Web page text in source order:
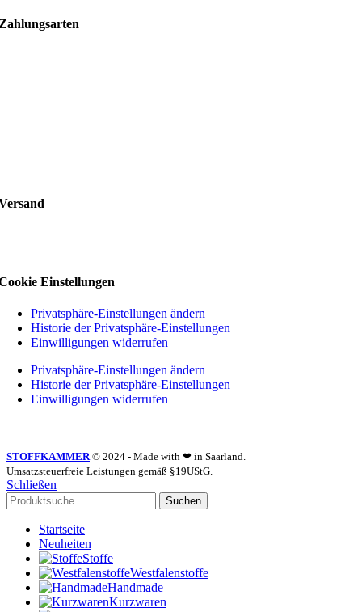
Einstellungen
Privatsphäre-Einstellungen ändern
Historie der Privatsphäre-Einstellungen
Einwilligungen widerrufen
Privatsphäre-Einstellungen ändern
Historie der Privatsphäre-Einstellungen
Einwilligungen widerrufen
STOFFKAMMER © 2024 - Made with ❤ in Saarland.
Umsatzsteuerfreie Leistungen gemäß §19UStG.
Schließen
Suchen
Startseite
Neuheiten
Stoffe
Westfalenstoffe
Handmade
Kurzwaren